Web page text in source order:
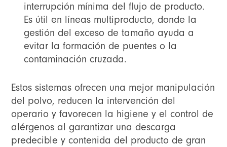
interrupción mínima del flujo de producto.
Es útil en líneas multiproducto, donde la
gestión del exceso de tamaño ayuda a
evitar la formación de puentes o la
contaminación cruzada.
Estos sistemas ofrecen una mejor manipulación
del polvo, reducen la intervención del
operario y favorecen la higiene y el control de
alérgenos al garantizar una descarga
predecible y contenida del producto de gran